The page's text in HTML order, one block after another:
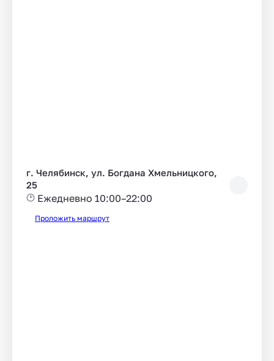
г. Челябинск, ул. Богдана Хмельницкого,
25
Ежедневно 10:00–22:00
Проложить маршрут